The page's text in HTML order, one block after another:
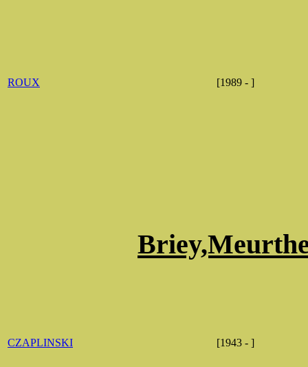
ROUX [1989 - ]
CZAPLINSKI [1943 - ]